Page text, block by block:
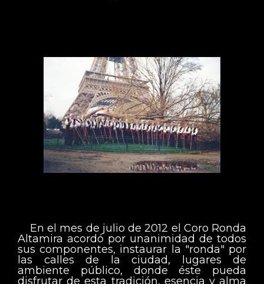
En el mes de julio de 2012 el Coro Ronda
Altamira acordó por unanimidad de todos
sus componentes, instaurar la "ronda" por
las calles de la ciudad, lugares de
ambiente público, donde éste pueda
disfrutar de esta tradición, esencia y alma